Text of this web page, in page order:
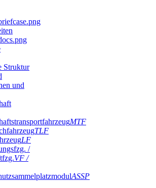
Struktur
und
MTF
TLF
LF
/
VF /
ASSP